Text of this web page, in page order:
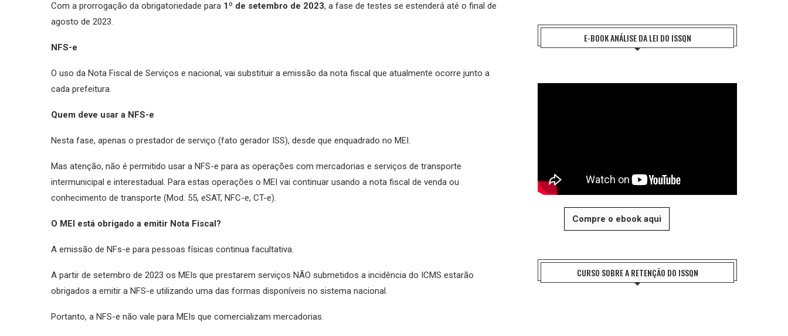
Com a prorrogação da obrigatoriedade para 1º de setembro de 2023, a fase de testes se estenderá até o final de
agosto de 2023.
NFS-e
O uso da Nota Fiscal de Serviços e nacional, vai substituir a emissão da nota fiscal que atualmente ocorre junto a
cada prefeitura.
Quem deve usar a NFS-e
Nesta fase, apenas o prestador de serviço (fato gerador ISS), desde que enquadrado no MEI.
Mas atenção, não é permitido usar a NFS-e para as operações com mercadorias e serviços de transporte
intermunicipal e interestadual. Para estas operações o MEI vai continuar usando a nota fiscal de venda ou
conhecimento de transporte (Mod. 55, eSAT, NFC-e, CT-e).
O MEI está obrigado a emitir Nota Fiscal?
A emissão de NFs-e para pessoas físicas continua facultativa.
A partir de setembro de 2023 os MEIs que prestarem serviços NÃO submetidos a incidência do ICMS estarão
obrigados a emitir a NFS-e utilizando uma das formas disponíveis no sistema nacional.
Portanto, a NFS-e não vale para MEIs que comercializam mercadorias.
E-BOOK ANÁLISE DA LEI DO ISSQN
Compre o ebook aqui
CURSO SOBRE A RETENÇÃO DO ISSQN